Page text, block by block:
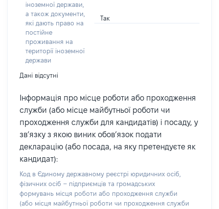
іноземної держави,
а також документи,
які дають право на
постійне
проживання на
території іноземної
держави
Так
Дані відсутні
Інформація про місце роботи або проходження
служби (або місце майбутньої роботи чи
проходження служби для кандидатів) і посаду, у
зв’язку з якою виник обов’язок подати
декларацію (або посада, на яку претендуєте як
кандидат):
Код в Єдиному державному реєстрі юридичних осіб,
фізичних осіб – підприємців та громадських
формувань місця роботи або проходження служби
(або місця майбутньої роботи чи проходження служби